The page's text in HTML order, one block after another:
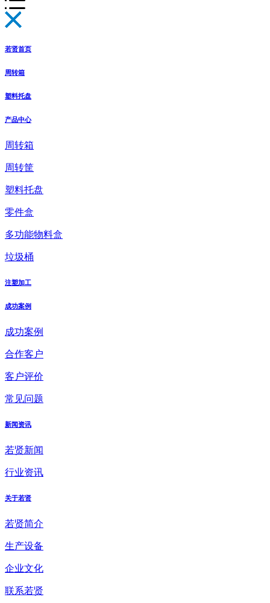
若贤首页
周转箱
塑料托盘
产品中心
周转箱
周转筐
塑料托盘
零件盒
多功能物料盒
垃圾桶
注塑加工
成功案例
成功案例
合作客户
客户评价
常见问题
新闻资讯
若贤新闻
行业资讯
关于若贤
若贤简介
生产设备
企业文化
联系若贤